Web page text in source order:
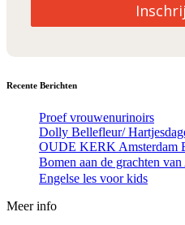
Recente Berichten
Proef vrouwenurinoirs
Dolly Bellefleur/
OUDE KERK
Bomen aan de grachten van
Engelse les voor kids
Meer info